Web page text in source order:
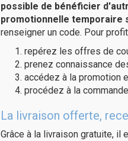
possible de bénéficier
promotionnelle temporaire
renseigner un code. Pour
repérez les offres de
prenez connaissance
accédez à la promotion
procédez à la
La livraison offerte,
Grâce à la livraison gratuite,